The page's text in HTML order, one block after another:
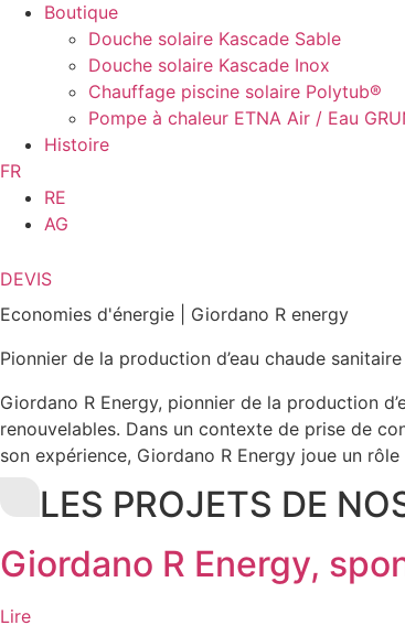
Boutique
Douche solaire Kascade Sable
Douche solaire Kascade Inox
Chauffage piscine solaire Polytub®
Pompe à chaleur ETNA Air / Eau
Histoire
FR
RE
AG
DEVIS
Economies d'énergie
Giordano R energy
Pionnier de la production d’eau chaude
Giordano R Energy, pionnier de la production
renouvelables. Dans un contexte de prise de
son expérience, Giordano R Energy joue un
LES PROJETS DE
Giordano R Energy,
Lire